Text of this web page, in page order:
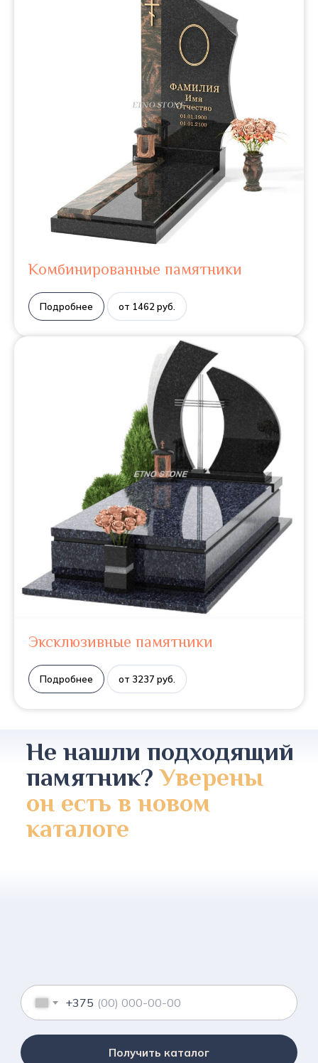
Комбинированные памятники
Подробнее от 1462 руб.
Эксклюзивные памятники
Подробнее от 3237 руб.
Не нашли подходящий
памятник?Уверены
он есть в новом
каталоге
+375
Получить каталог